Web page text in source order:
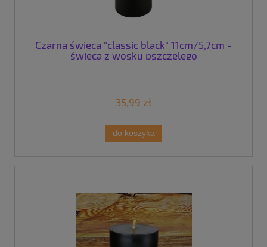
Czarna świeca "classic black" 11cm/5,7cm -
świeca z wosku pszczelego
35,99 zł
do koszyka